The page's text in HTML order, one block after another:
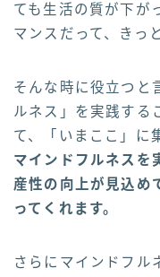
ても生活の質が下が
マンスだって、きっ
そんな時に役立つと
ルネス」を実践する
て、「いまここ」に
マインドフルネスを
産性の向上が見込め
ってくれます。
さらにマインドフル